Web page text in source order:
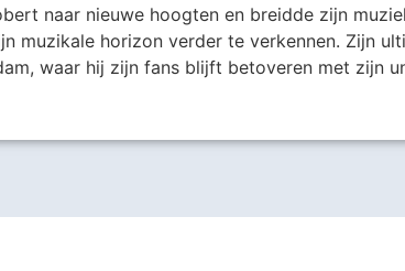
naar nieuwe hoogten en breidde zijn
muzikale horizon verder te verkennen. Zijn
waar hij zijn fans blijft betoveren met zijn